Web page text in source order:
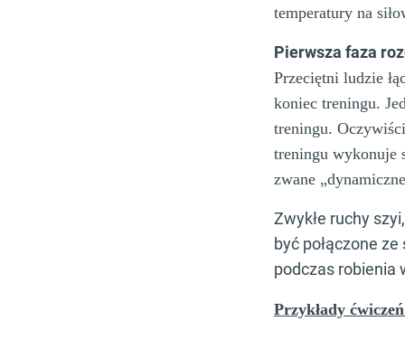
temperatury na
Pierwsza faza
Przeciętni ludzie
koniec treningu.
treningu.
treningu wykonuje
zwane
Zwykłe ruchy
być połączone
podczas robienia
Przykłady